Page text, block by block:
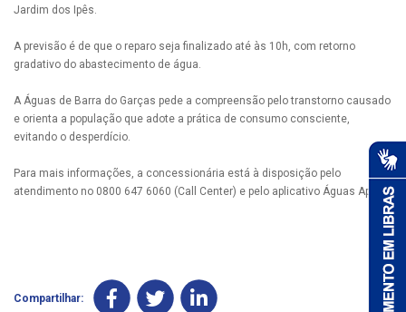
Jardim dos Ipês.
A previsão é de que o reparo seja finalizado até às 10h, com retorno
gradativo do abastecimento de água.
A Águas de Barra do Garças pede a compreensão pelo transtorno causado
e orienta a população que adote a prática de consumo consciente,
evitando o desperdício.
Para mais informações, a concessionária está à disposição pelo
atendimento no 0800 647 6060 (Call Center) e pelo aplicativo Águas App.
Compartilhar: